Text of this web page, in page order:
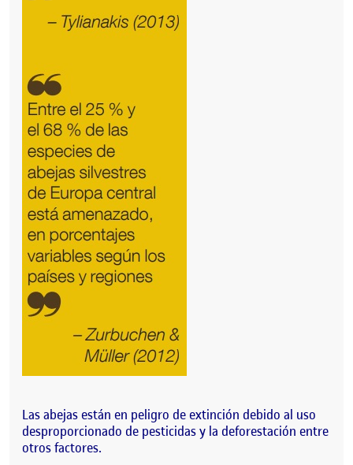
Las abejas están en peligro de extinción debido al uso
desproporcionado de pesticidas y la deforestación entre
otros factores.